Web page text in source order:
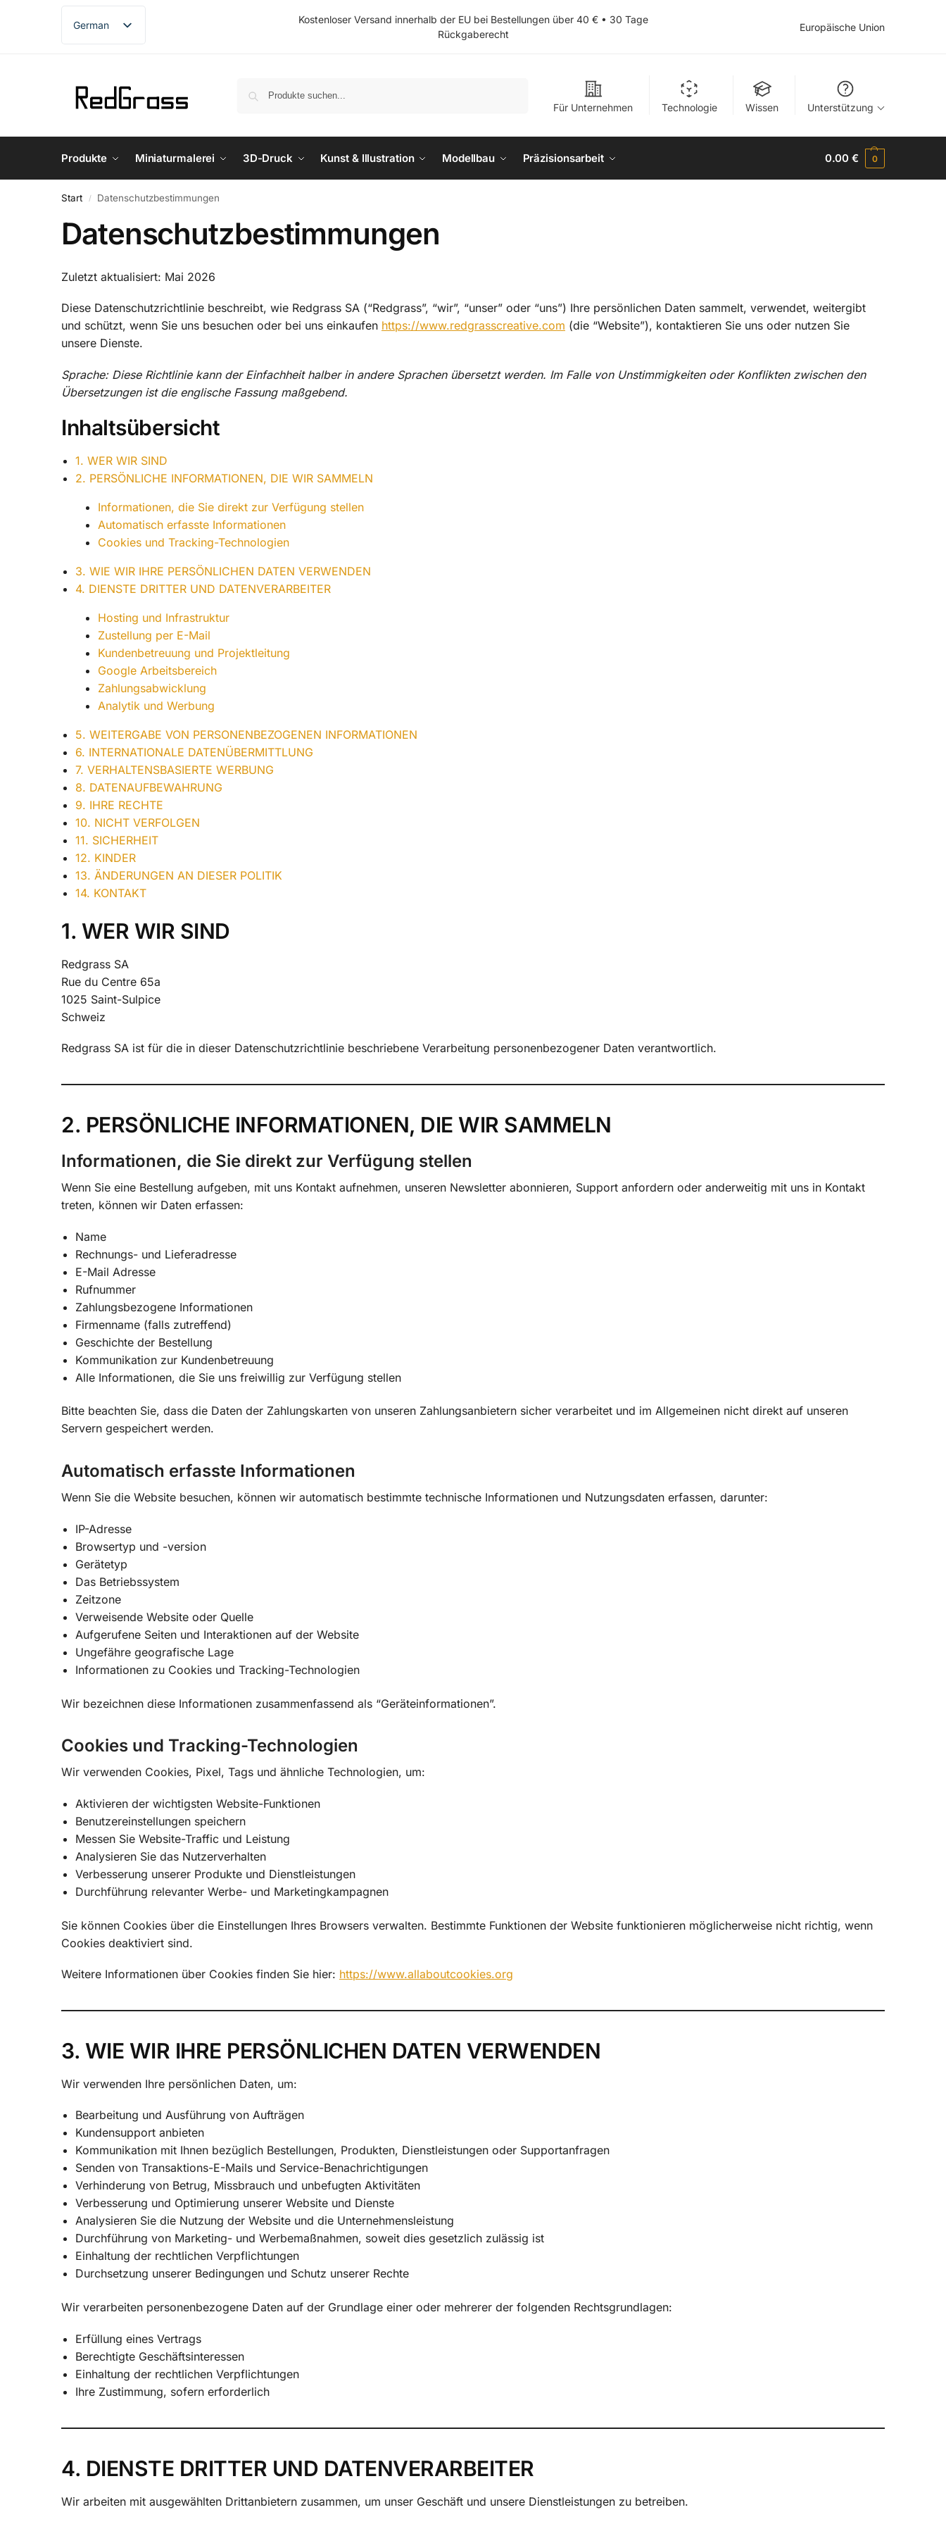
German
English
Spanish
Kostenloser Versand innerhalb der EU bei Bestellungen über 40 € • 30 Tage
Rückgaberecht
Europäische Union
Für Unternehmen Technologie Wissen Unterstützung
Produkte Miniaturmalerei 3D-Druck Kunst & Illustration Modellbau Präzisionsarbeit 0.00€ 0
Start / Datenschutzbestimmungen
Datenschutzbestimmungen
Zuletzt aktualisiert: Mai 2026
Diese Datenschutzrichtlinie beschreibt, wie Redgrass SA (“Redgrass”, “wir”, “unser” oder “uns”) Ihre persönlichen Daten sammelt, verwendet, weitergibt
und schützt, wenn Sie uns besuchen oder bei uns einkaufen https://www.redgrasscreative.com (die “Website”), kontaktieren Sie uns oder nutzen Sie
unsere Dienste.
Sprache: Diese Richtlinie kann der Einfachheit halber in andere Sprachen übersetzt werden. Im Falle von Unstimmigkeiten oder Konflikten zwischen den
Übersetzungen ist die englische Fassung maßgebend.
Inhaltsübersicht
1. WER WIR SIND
2. PERSÖNLICHE INFORMATIONEN, DIE WIR SAMMELN
Informationen, die Sie direkt zur Verfügung stellen
Automatisch erfasste Informationen
Cookies und Tracking-Technologien
3. WIE WIR IHRE PERSÖNLICHEN DATEN VERWENDEN
4. DIENSTE DRITTER UND DATENVERARBEITER
Hosting und Infrastruktur
Zustellung per E-Mail
Kundenbetreuung und Projektleitung
Google Arbeitsbereich
Zahlungsabwicklung
Analytik und Werbung
5. WEITERGABE VON PERSONENBEZOGENEN INFORMATIONEN
6. INTERNATIONALE DATENÜBERMITTLUNG
7. VERHALTENSBASIERTE WERBUNG
8. DATENAUFBEWAHRUNG
9. IHRE RECHTE
10. NICHT VERFOLGEN
11. SICHERHEIT
12. KINDER
13. ÄNDERUNGEN AN DIESER POLITIK
14. KONTAKT
1. WER WIR SIND
Redgrass SA
Rue du Centre 65a
1025 Saint-Sulpice
Schweiz
Redgrass SA ist für die in dieser Datenschutzrichtlinie beschriebene Verarbeitung personenbezogener Daten verantwortlich.
2. PERSÖNLICHE INFORMATIONEN, DIE WIR SAMMELN
Informationen, die Sie direkt zur Verfügung stellen
Wenn Sie eine Bestellung aufgeben, mit uns Kontakt aufnehmen, unseren Newsletter abonnieren, Support anfordern oder anderweitig mit uns in Kontakt
treten, können wir Daten erfassen:
Name
Rechnungs- und Lieferadresse
E-Mail Adresse
Rufnummer
Zahlungsbezogene Informationen
Firmenname (falls zutreffend)
Geschichte der Bestellung
Kommunikation zur Kundenbetreuung
Alle Informationen, die Sie uns freiwillig zur Verfügung stellen
Bitte beachten Sie, dass die Daten der Zahlungskarten von unseren Zahlungsanbietern sicher verarbeitet und im Allgemeinen nicht direkt auf unseren
Servern gespeichert werden.
Automatisch erfasste Informationen
Wenn Sie die Website besuchen, können wir automatisch bestimmte technische Informationen und Nutzungsdaten erfassen, darunter:
IP-Adresse
Browsertyp und -version
Gerätetyp
Das Betriebssystem
Zeitzone
Verweisende Website oder Quelle
Aufgerufene Seiten und Interaktionen auf der Website
Ungefähre geografische Lage
Informationen zu Cookies und Tracking-Technologien
Wir bezeichnen diese Informationen zusammenfassend als “Geräteinformationen”.
Cookies und Tracking-Technologien
Wir verwenden Cookies, Pixel, Tags und ähnliche Technologien, um:
Aktivieren der wichtigsten Website-Funktionen
Benutzereinstellungen speichern
Messen Sie Website-Traffic und Leistung
Analysieren Sie das Nutzerverhalten
Verbesserung unserer Produkte und Dienstleistungen
Durchführung relevanter Werbe- und Marketingkampagnen
Sie können Cookies über die Einstellungen Ihres Browsers verwalten. Bestimmte Funktionen der Website funktionieren möglicherweise nicht richtig, wenn
Cookies deaktiviert sind.
Weitere Informationen über Cookies finden Sie hier: https://www.allaboutcookies.org
3. WIE WIR IHRE PERSÖNLICHEN DATEN VERWENDEN
Wir verwenden Ihre persönlichen Daten, um:
Bearbeitung und Ausführung von Aufträgen
Kundensupport anbieten
Kommunikation mit Ihnen bezüglich Bestellungen, Produkten, Dienstleistungen oder Supportanfragen
Senden von Transaktions-E-Mails und Service-Benachrichtigungen
Verhinderung von Betrug, Missbrauch und unbefugten Aktivitäten
Verbesserung und Optimierung unserer Website und Dienste
Analysieren Sie die Nutzung der Website und die Unternehmensleistung
Durchführung von Marketing- und Werbemaßnahmen, soweit dies gesetzlich zulässig ist
Einhaltung der rechtlichen Verpflichtungen
Durchsetzung unserer Bedingungen und Schutz unserer Rechte
Wir verarbeiten personenbezogene Daten auf der Grundlage einer oder mehrerer der folgenden Rechtsgrundlagen:
Erfüllung eines Vertrags
Berechtigte Geschäftsinteressen
Einhaltung der rechtlichen Verpflichtungen
Ihre Zustimmung, sofern erforderlich
4. DIENSTE DRITTER UND DATENVERARBEITER
Wir arbeiten mit ausgewählten Drittanbietern zusammen, um unser Geschäft und unsere Dienstleistungen zu betreiben.